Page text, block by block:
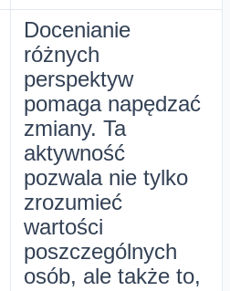
Docenianie
różnych
perspektyw
pomaga napędzać
zmiany. Ta
aktywność
pozwala nie tylko
zrozumieć
wartości
poszczególnych
osób, ale także to,